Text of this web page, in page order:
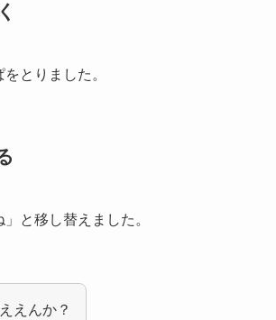
とりました。
と移し替えました。
えんか？